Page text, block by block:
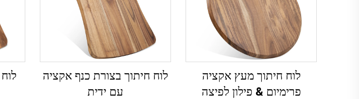
לוח חיתוך מעץ אקציה
פרימיום & פילון לפיצה
לוח חיתוך בצורת כנף אקציה
עם ידית